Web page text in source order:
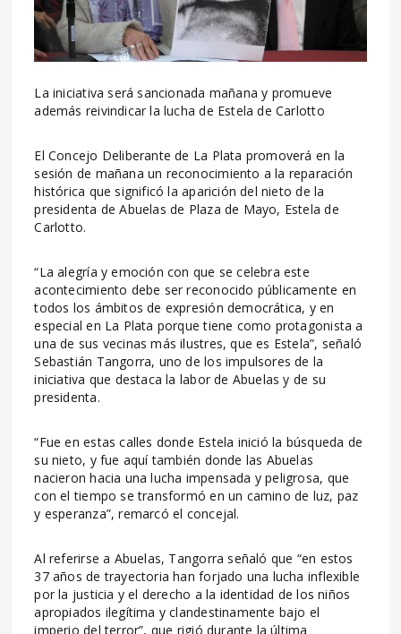
La iniciativa será sancionada mañana y promueve
además reivindicar la lucha de Estela de Carlotto
El Concejo Deliberante de La Plata promoverá en la
sesión de mañana un reconocimiento a la reparación
histórica que significó la aparición del nieto de la
presidenta de Abuelas de Plaza de Mayo, Estela de
Carlotto.
“La alegría y emoción con que se celebra este
acontecimiento debe ser reconocido públicamente en
todos los ámbitos de expresión democrática, y en
especial en La Plata porque tiene como protagonista a
una de sus vecinas más ilustres, que es Estela”, señaló
Sebastián Tangorra, uno de los impulsores de la
iniciativa que destaca la labor de Abuelas y de su
presidenta.
“Fue en estas calles donde Estela inició la búsqueda de
su nieto, y fue aquí también donde las Abuelas
nacieron hacia una lucha impensada y peligrosa, que
con el tiempo se transformó en un camino de luz, paz
y esperanza”, remarcó el concejal.
Al referirse a Abuelas, Tangorra señaló que “en estos
37 años de trayectoria han forjado una lucha inflexible
por la justicia y el derecho a la identidad de los niños
apropiados ilegítima y clandestinamente bajo el
imperio del terror”, que rigió durante la última